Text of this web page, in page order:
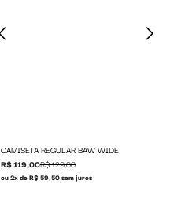
CAMISETA REGULAR BAW WIDE
R$ 119,00R$ 129,00
ou 2x de R$ 59,50 sem juros